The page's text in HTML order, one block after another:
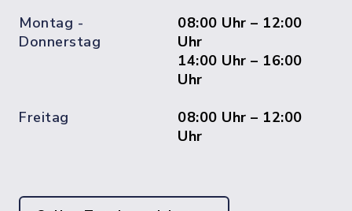
Montag -
Donnerstag
08:00 Uhr – 12:00
Uhr
14:00 Uhr – 16:00
Uhr
Freitag
08:00 Uhr – 12:00
Uhr